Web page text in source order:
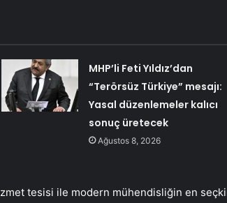
MHP’li Feti Yıldız’dan
“Terörsüz Türkiye” mesajı:
Yasal düzenlemeler kalıcı
sonuç üretecek
Ağustos 8, 2026
tesisi ile modern mühendisliğin en